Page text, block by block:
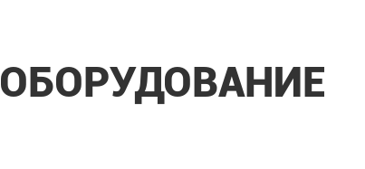
ОБОРУДОВАНИЕ